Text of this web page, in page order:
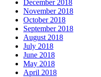
December 2018
November 2018
October 2018
September 2018
August 2018
July 2018
June 2018
May 2018
April 2018